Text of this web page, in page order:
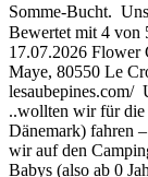
Somme-Bucht.
Bewertet mit 4 von
17.07.2026 Flower
Maye, 80550 Le
lesaubepines.com/
..wollten wir für die
Dänemark) fahren
wir auf den
Babys (also ab 0